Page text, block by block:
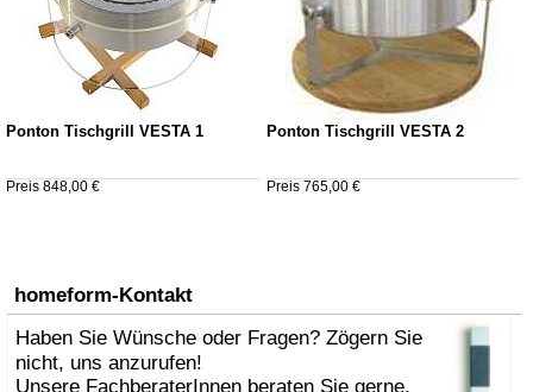
Ponton Tischgrill VESTA 1
Preis 848,00 €
Ponton Tischgrill VESTA 2
Preis 765,00 €
homeform-Kontakt
Haben Sie Wünsche oder Fragen? Zögern Sie
nicht, uns anzurufen!
Unsere FachberaterInnen beraten Sie gerne.